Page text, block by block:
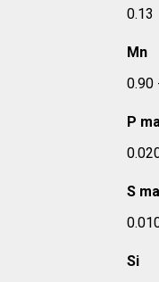
0.13
Mn
0.90
P
S
Si